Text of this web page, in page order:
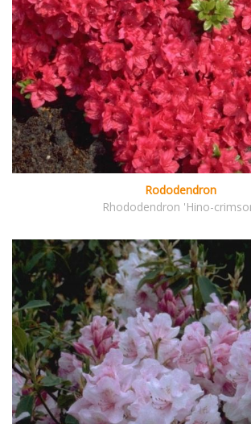
Rododendron
Rhododendron 'Hino-